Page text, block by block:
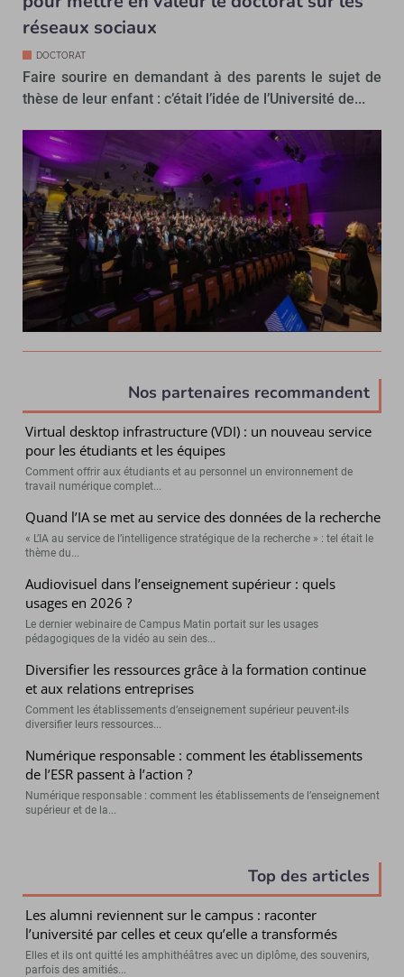
réseaux sociaux
DOCTORAT
Faire sourire en demandant à des parents le sujet de
thèse de leur enfant : c’était l’idée de l’Université de...
Nos partenaires recommandent
Virtual desktop infrastructure (VDI) : un nouveau service
pour les étudiants et les équipes
Comment offrir aux étudiants et au personnel un environnement de
travail numérique complet...
Quand l’IA se met au service des données de la recherche
« L’IA au service de l’intelligence stratégique de la recherche » : tel était le
thème du...
Audiovisuel dans l’enseignement supérieur : quels
usages en 2026 ?
Le dernier webinaire de Campus Matin portait sur les usages
pédagogiques de la vidéo au sein des...
Diversifier les ressources grâce à la formation continue
et aux relations entreprises
Comment les établissements d’enseignement supérieur peuvent-ils
diversifier leurs ressources...
Numérique responsable : comment les établissements
de l’ESR passent à l’action ?
Numérique responsable : comment les établissements de l’enseignement
supérieur et de la...
Top des articles
Les alumni reviennent sur le campus : raconter
l’université par celles et ceux qu’elle a transformés
Elles et ils ont quitté les amphithéâtres avec un diplôme, des souvenirs,
parfois des amitiés...